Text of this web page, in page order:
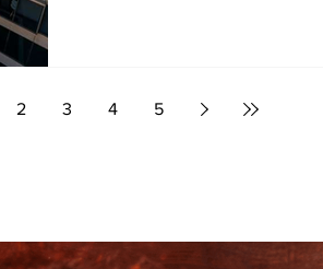
2 3 4 5